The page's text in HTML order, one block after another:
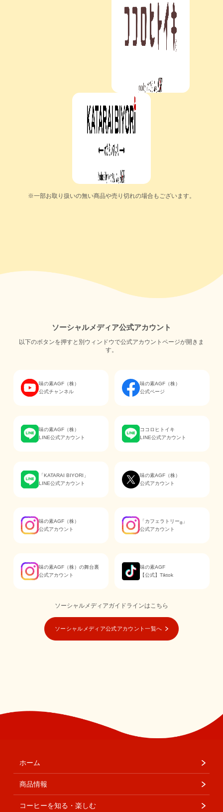
※一部お取り扱いの無い商品や売り切れの場合もございます。
ソーシャルメディア公式アカウント
以下のボタンを押すと別ウィンドウで公式アカウントページが開きま
す。
味の素AGF（株）
公式チャンネル
味の素AGF（株）
公式ページ
味の素AGF（株）
LINE公式アカウント
ココロヒトイキ
LINE公式アカウント
「KATARAI BIYORI」
LINE公式アカウント
味の素AGF（株）
公式アカウント
味の素AGF（株）
公式アカウント
「カフェラトリー® 」
公式アカウント
味の素AGF（株）の舞台裏
公式アカウント
味の素AGF
【公式】Tiktok
ソーシャルメディアガイドラインはこちら
ソーシャルメディア公式アカウント一覧へ
ホーム
商品情報
コーヒーを知る・楽しむ